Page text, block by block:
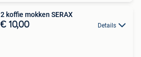
2 koffie mokken SERAX
€ 10,00 Details